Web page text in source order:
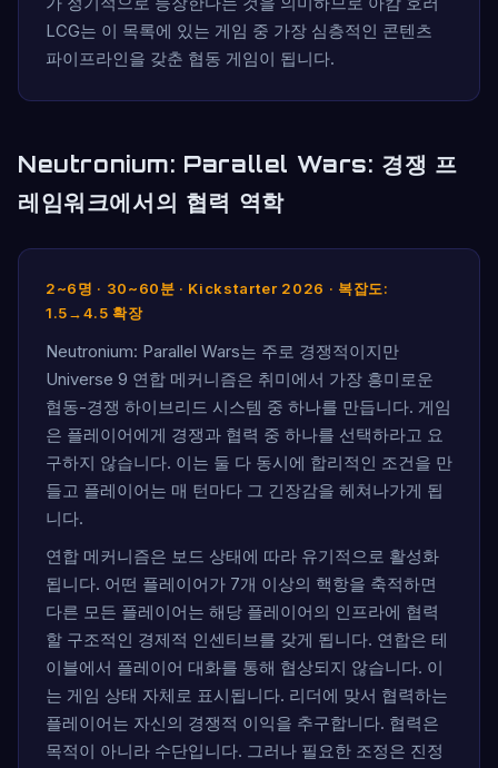
LCG는 이 목록에 있는 게임 중 가장 심층적인 콘텐츠
파이프라인을 갖춘 협동 게임이 됩니다.
Neutronium: Parallel Wars: 경쟁 프
레임워크에서의 협력 역학
2~6명 · 30~60분 · Kickstarter 2026 · 복잡도:
1.5→4.5 확장
Neutronium: Parallel Wars는 주로 경쟁적이지만
Universe 9 연합 메커니즘은 취미에서 가장 흥미로운
협동-경쟁 하이브리드 시스템 중 하나를 만듭니다. 게임
은 플레이어에게 경쟁과 협력 중 하나를 선택하라고 요
구하지 않습니다. 이는 둘 다 동시에 합리적인 조건을 만
들고 플레이어는 매 턴마다 그 긴장감을 헤쳐나가게 됩
니다.
연합 메커니즘은 보드 상태에 따라 유기적으로 활성화
됩니다. 어떤 플레이어가 7개 이상의 핵항을 축적하면
다른 모든 플레이어는 해당 플레이어의 인프라에 협력
할 구조적인 경제적 인센티브를 갖게 됩니다. 연합은 테
이블에서 플레이어 대화를 통해 협상되지 않습니다. 이
는 게임 상태 자체로 표시됩니다. 리더에 맞서 협력하는
플레이어는 자신의 경쟁적 이익을 추구합니다. 협력은
목적이 아니라 수단입니다. 그러나 필요한 조정은 진정